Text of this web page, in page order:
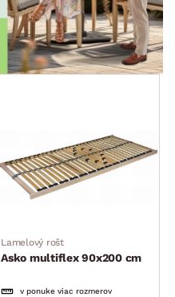
Lamelový rošt
Asko multiflex 90x200 cm
v ponuke viac rozmerov